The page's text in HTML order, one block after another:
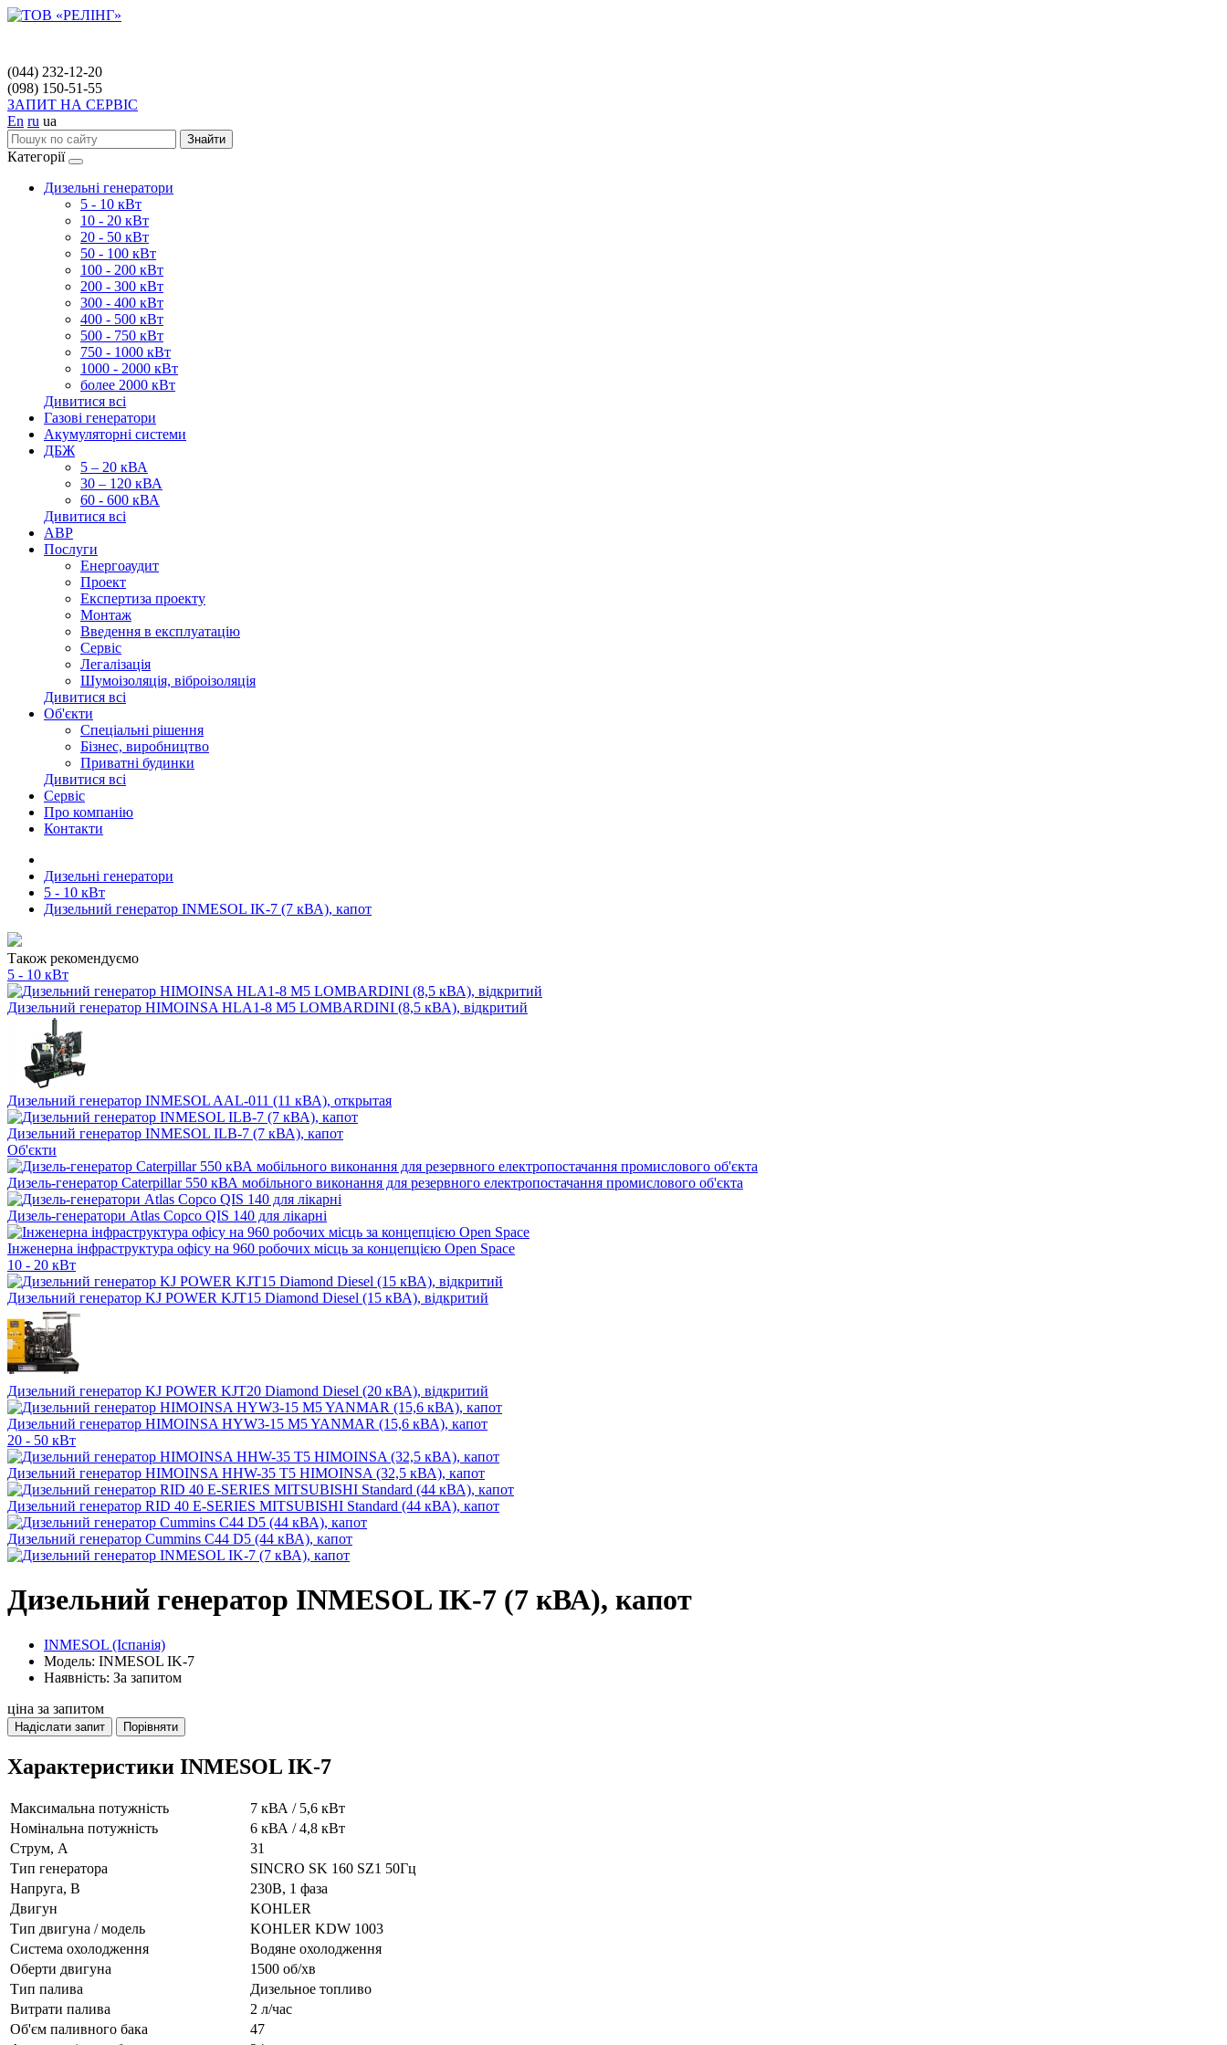
(044) 232-12-20
(098) 150-51-55
ЗАПИТ НА СЕРВІС
En ru ua
Знайти
Категорії
Дизельні генератори
5 - 10 кВт
10 - 20 кВт
20 - 50 кВт
50 - 100 кВт
100 - 200 кВт
200 - 300 кВт
300 - 400 кВт
400 - 500 кВт
500 - 750 кВт
750 - 1000 кВт
1000 - 2000 кВт
более 2000 кВт
Дивитися всі
Газові генератори
Акумуляторні системи
ДБЖ
5 – 20 кВА
30 – 120 кВА
60 - 600 кВА
Дивитися всі
АВР
Послуги
Енергоаудит
Проект
Експертиза проекту
Монтаж
Введення в експлуатацію
Сервіс
Легалізація
Шумоізоляція, віброізоляція
Дивитися всі
Об'єкти
Спеціальні рішення
Бізнес, виробництво
Приватні будинки
Дивитися всі
Сервіс
Про компанію
Контакти
Дизельні генератори
5 - 10 кВт
Дизельний генератор INMESOL IK-7 (7 кВА), капот
Також рекомендуємо
5 - 10 кВт
Дизельний генератор HIMOINSA HLA1-8 M5 LOMBARDINI (8,5 кВА), відкритий
Дизельний генератор INMESOL AAL-011 (11 кВА), открытая
Дизельний генератор INMESOL ILB-7 (7 кВА), капот
Об'єкти
Дизель-генератор Caterpillar 550 кВА мобільного виконання для резервного електропостачання промислового об'єкта
Дизель-генератори Atlas Copco QIS 140 для лікарні
Інженерна інфраструктура офісу на 960 робочих місць за концепцією Open Space
10 - 20 кВт
Дизельний генератор KJ POWER KJT15 Diamond Diesel (15 кВА), відкритий
Дизельний генератор KJ POWER KJT20 Diamond Diesel (20 кВА), відкритий
Дизельний генератор HIMOINSA HYW3-15 M5 YANMAR (15,6 кВА), капот
20 - 50 кВт
Дизельний генератор HIMOINSA HHW-35 T5 HIMOINSA (32,5 кВА), капот
Дизельний генератор RID 40 E-SERIES MITSUBISHI Standard (44 кВА), капот
Дизельний генератор Cummins C44 D5 (44 кВА), капот
Дизельний генератор INMESOL IK-7 (7 кВА), капот
INMESOL (Іспанія)
Модель: INMESOL IK-7
Наявність: За запитом
ціна за запитом
Надіслати запит Порівняти
Характеристики INMESOL IK-7
Максимальна потужність
7 кВА / 5,6 кВт
Номінальна потужність
6 кВА / 4,8 кВт
Струм, А
31
Тип генератора
SINCRO SK 160 SZ1 50Гц
Напруга, В
230В, 1 фаза
Двигун
KOHLER
Тип двигуна / модель
KOHLER KDW 1003
Система охолодження
Водяне охолодження
Оберти двигуна
1500 об/хв
Тип палива
Дизельное топливо
Витрати палива
2 л/час
Об'єм паливного бака
47